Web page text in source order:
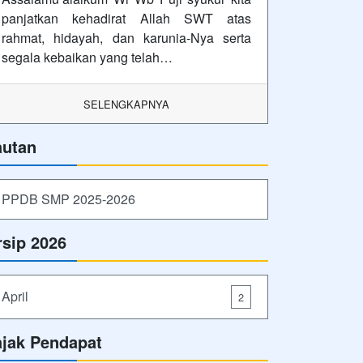
panjatkan kehadirat Allah SWT atas
rahmat, hidayah, dan karunia-Nya serta
segala kebaikan yang telah…
SELENGKAPNYA
PPDB SMP 2025-2026
2026
April 2
Pendapat